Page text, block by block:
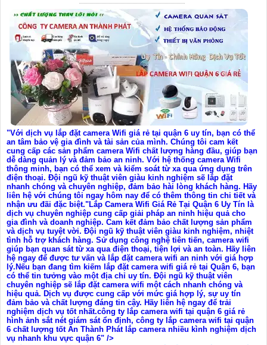
"Với dịch vụ lắp đặt camera Wifi giá rẻ tại quận 6 uy tín, bạn có thể
an tâm bảo vệ gia đình và tài sản của mình. Chúng tôi cam kết
cung cấp các sản phẩm camera Wifi chất lượng hàng đầu, giúp bạn
dễ dàng quản lý và đảm bảo an ninh. Với hệ thống camera Wifi
thông minh, bạn có thể xem và kiểm soát từ xa qua ứng dụng trên
điện thoại. Đội ngũ kỹ thuật viên giàu kinh nghiệm sẽ lắp đặt
nhanh chóng và chuyên nghiệp, đảm bảo hài lòng khách hàng. Hãy
liên hệ với chúng tôi ngay hôm nay để có thêm thông tin chi tiết và
nhận ưu đãi đặc biệt."Lắp Camera Wifi Giá Rẻ Tại Quận 6 Uy Tín là
dịch vụ chuyên nghiệp cung cấp giải pháp an ninh hiệu quả cho
gia đình và doanh nghiệp. Cam kết đảm bảo chất lượng sản phẩm
và dịch vụ tuyệt vời. Đội ngũ kỹ thuật viên giàu kinh nghiệm, nhiệt
tình hỗ trợ khách hàng. Sử dụng công nghệ tiên tiến, camera wifi
giúp bạn quan sát từ xa qua điện thoại, tiện lợi và an toàn. Hãy liên
hệ ngay để được tư vấn và lắp đặt camera wifi an ninh với giá hợp
lý.Nếu bạn đang tìm kiếm lắp đặt camera wifi giá rẻ tại Quận 6, bạn
có thể tin tưởng vào một địa chỉ uy tín. Đội ngũ kỹ thuật viên
chuyên nghiệp sẽ lắp đặt camera wifi một cách nhanh chóng và
hiệu quả. Dịch vụ được cung cấp với mức giá hợp lý, sự uy tín
đảm bảo và chất lượng đáng tin cậy. Hãy liên hệ ngay để trải
nghiệm dịch vụ tốt nhất.công ty lắp camera wifi tại quận 6 giá rẻ
hình ảnh sắt nét giám sát ổn định, công ty lắp camera wifi tại quận
6 chất lượng tốt An Thành Phát lắp camera nhiều kình nghiệm dịch
vụ nhanh khu vực quận 6" />